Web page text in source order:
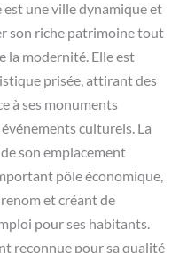
une ville dynamique et
son riche patrimoine tout
la modernité. Elle est
prisée, attirant des
à ses monuments
culturels. La
son emplacement
pôle économique,
et créant de
pour ses habitants.
reconnue pour sa qualité